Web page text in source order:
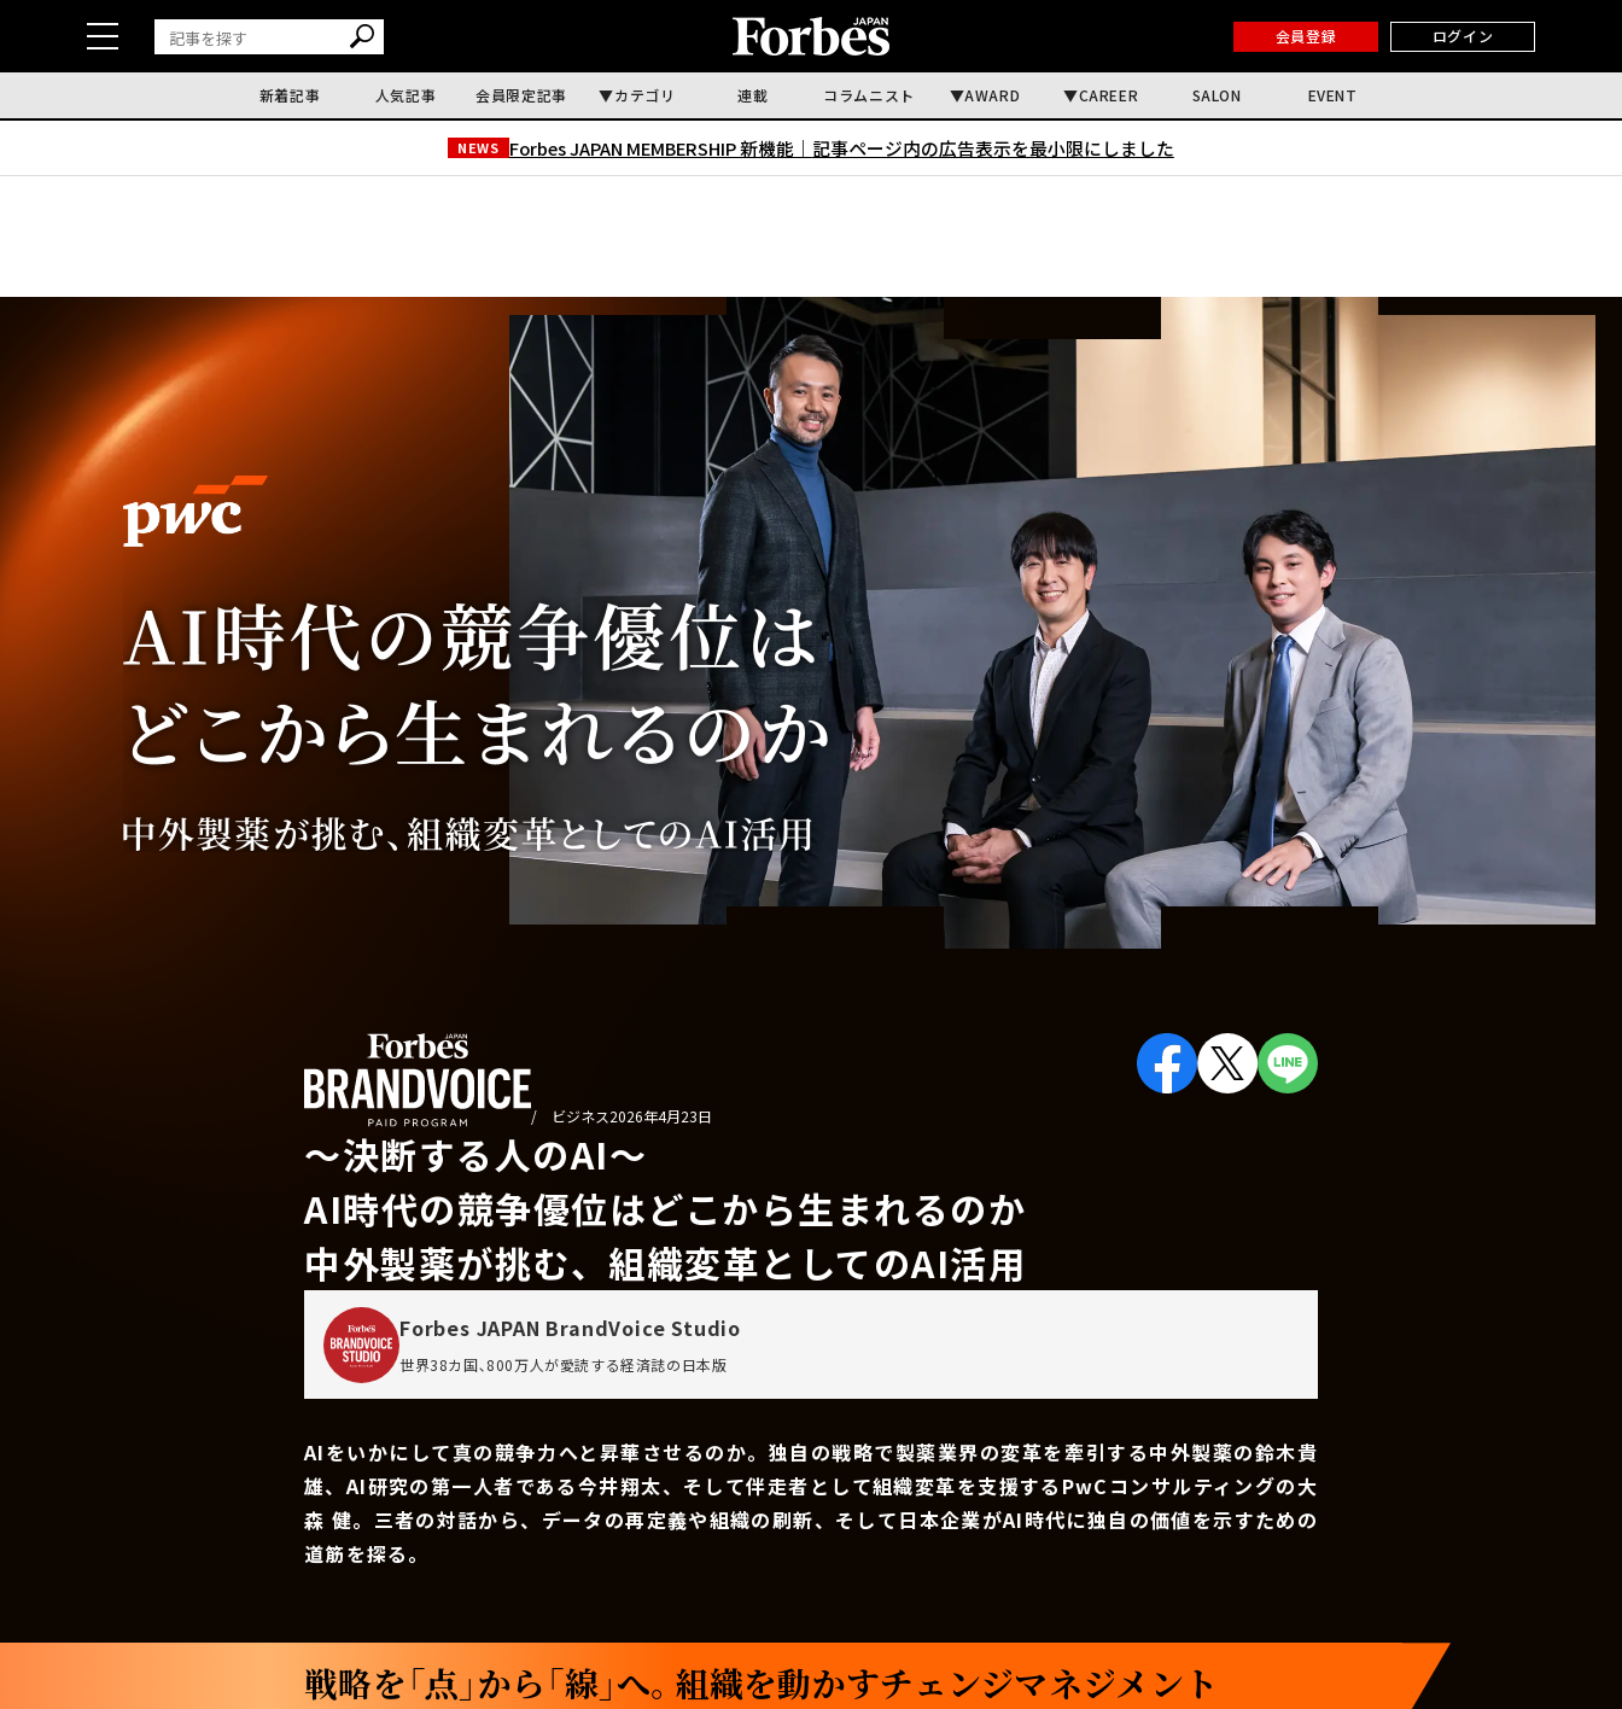
会員登録 ログイン
新着記事 人気記事 会員限定記事 カテゴリ 連載 コラムニスト AWARD CAREER SALON EVENT
NEWS Forbes JAPAN MEMBERSHIP 新機能｜ 記事ページ内の広告表示を最小限にしました
/ ビジネス2026年4月23日
〜決断する人のAI〜
AI時代の競争優位はどこから生まれるのか
中外製薬が挑む、組織変革としてのAI活用
Forbes JAPAN BrandVoice Studio
世界38カ国､800万人が愛読する経済誌の日本版
AIをいかにして真の競争力へと昇華させるのか。独自の戦略で製薬業界の変革を牽引する中外製薬の鈴木貴
雄、AI研究の第一人者である今井翔太、そして伴走者として組織変革を支援するPwCコンサルティングの大
森 健。三者の対話から、データの再定義や組織の刷新、そして日本企業がAI時代に独自の価値を示すための
道筋を探る。
戦略を「点」から「線」へ。組織を動かすチェンジマネジメント